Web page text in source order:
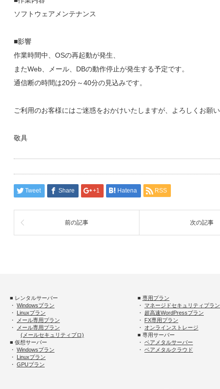
ソフトウェアメンテナンス
■影響
作業時間中、OSの再起動が発生、
またWeb、メール、DBの動作停止が発生する予定です。
通信断の時間は20分～40分の見込みです。
ご利用のお客様にはご迷惑をおかけいたしますが、よろしくお願
敬具
Tweet Share +1 Hatena RSS
前の記事 次の記事
■ レンタルサーバー ■ 専用プラン
・ Windowsプラン ・ マネージドセキュリティプラン
・ Linuxプラン ・ 超高速WordPressプラン
・
メール専用プラン ・ FX専用プラン
・
メール専用プラン ・ オンラインストレージ
(メールセキュリティプロ)
■ 専用サーバー
■ 仮想サーバー
・ ベアメタルサーバー
・ Windowsプラン ・ ベアメタルクラウド
・ Linuxプラン
・ GPUプラン